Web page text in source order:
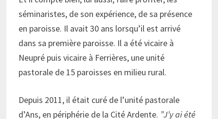
séminaristes, de son expérience, de sa présence
en paroisse. Il avait 30 ans lorsqu’il est arrivé
dans sa première paroisse. Il a été vicaire à
Neupré puis vicaire à Ferrières, une unité
pastorale de 15 paroisses en milieu rural.
Depuis 2011, il était curé de l’unité pastorale
d’Ans, en périphérie de la Cité Ardente. ”J’y ai été